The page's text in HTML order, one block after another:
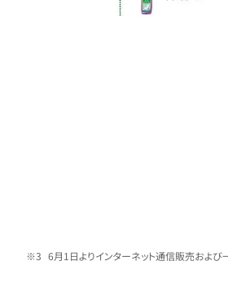
6月1日よりインターネット通信販売およ